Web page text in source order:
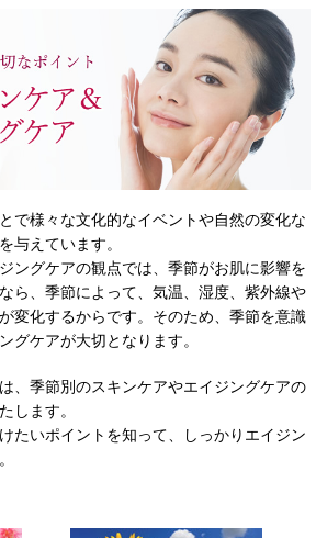
で様々な文化的なイベントや自然の変化な
与えています。
ングケアの観点では、季節がお肌に影響を
ら、季節によって、気温、湿度、紫外線や
変化するからです。そのため、季節を意識
グケアが大切となります。
、季節別のスキンケアやエイジングケアの
します。
たいポイントを知って、しっかりエイジン